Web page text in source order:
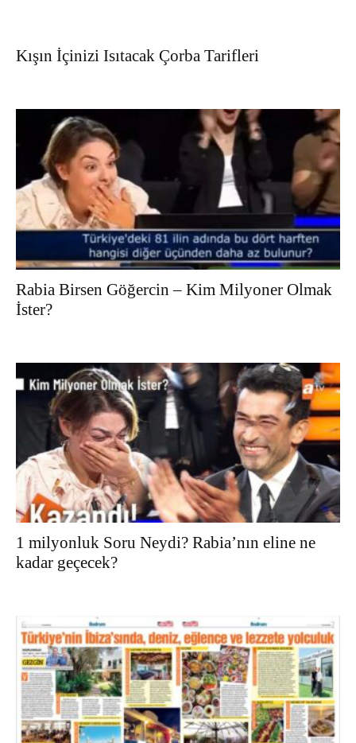
Kışın İçinizi Isıtacak Çorba Tarifleri
Rabia Birsen Göğercin – Kim Milyoner Olmak
İster?
1 milyonluk Soru Neydi? Rabia’nın eline ne
kadar geçecek?